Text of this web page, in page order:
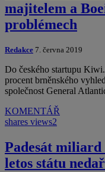
majitelem a
problémech
Redakce 7. června 2019
Do českého startupu
procent brněnského
společnost General
KOMENTÁŘ
shares views2
Padesát miliard
letos státu